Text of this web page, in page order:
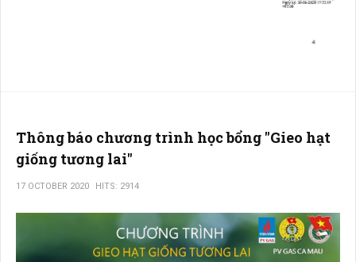
Thông báo chương trình học bổng "Gieo hạt
giống tương lai"
17 OCTOBER 2020 HITS: 2914